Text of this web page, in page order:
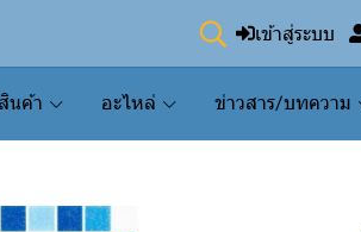
เข้าสู่ระบบ
สินค้า อะไหล่ ข่าวสาร/บทความ